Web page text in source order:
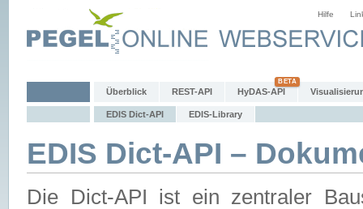
Hilfe
Überblick REST-API HyDAS-API
EDIS Dict-API EDIS-Library
EDIS Dict-API –
Die Dict-API ist ein zentraler